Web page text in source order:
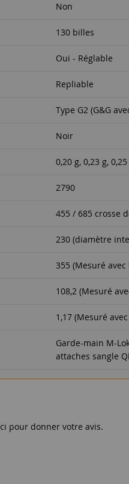
Non
130 billes
Oui - Réglable
Repliable
Type G2 (G&G
Noir
0,20 g, 0,23 g,
2790
455 / 685 crosse
230 (diamètre
355 (Mesuré
108,2 (Mesuré
1,17 (Mesuré
Garde-main M-
attaches sangle
pour donner votre avis.